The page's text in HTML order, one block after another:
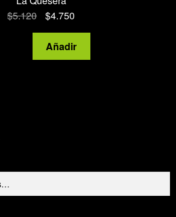
$5.120
El
precio
original
era:
$4.750El
precio
actual
es:
Roquefort
cantidad
Añadir